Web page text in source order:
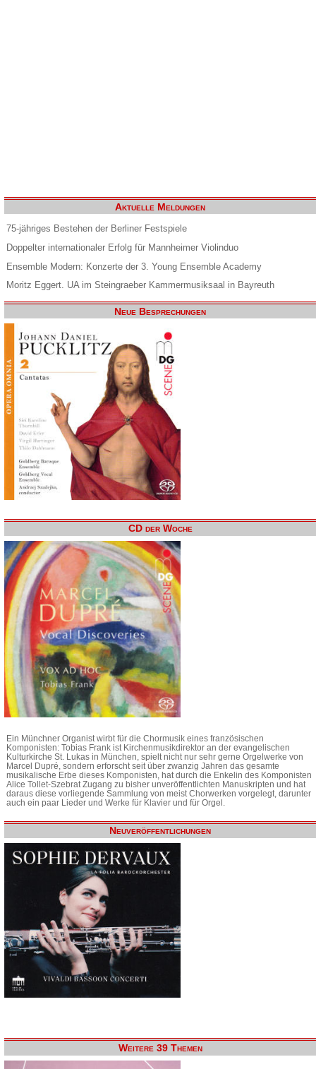
Aktuelle Meldungen
75-jähriges Bestehen der Berliner Festspiele
Doppelter internationaler Erfolg für Mannheimer Violinduo
Ensemble Modern: Konzerte der 3. Young Ensemble Academy
Moritz Eggert. UA im Steingraeber Kammermusiksaal in Bayreuth
Neue Besprechungen
CD der Woche
Ein Münchner Organist wirbt für die Chormusik eines französischen
Komponisten: Tobias Frank ist Kirchenmusikdirektor an der evangelischen
Kulturkirche St. Lukas in München, spielt nicht nur sehr gerne Orgelwerke von
Marcel Dupré, sondern erforscht seit über zwanzig Jahren das gesamte
musikalische Erbe dieses Komponisten, hat durch die Enkelin des Komponisten
Alice Tollet-Szebrat Zugang zu bisher unveröffentlichten Manuskripten und hat
daraus diese vorliegende Sammlung von meist Chorwerken vorgelegt, darunter
auch ein paar Lieder und Werke für Klavier und für Orgel.
Neuveröffentlichungen
Weitere 39 Themen